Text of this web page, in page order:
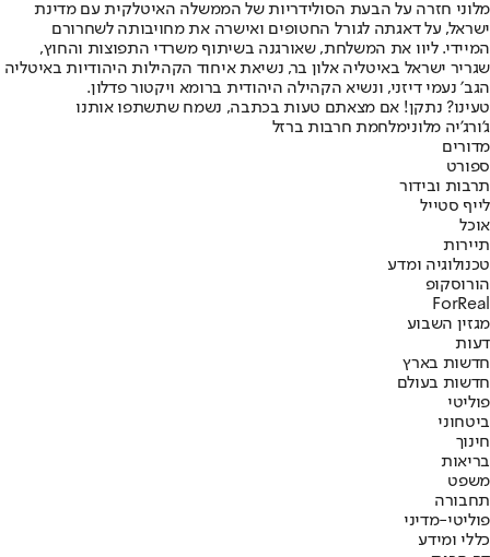
מלוני חזרה על הבעת הסולידריות של הממשלה האיטלקית עם מדינת
ישראל, על דאגתה לגורל החטופים ואישרה את מחויבותה לשחרורם
המיידי. ליוו את המשלחת, שאורגנה בשיתוף משרדי התפוצות והחוץ,
שגריר ישראל באיטליה אלון בר, נשיאת איחוד הקהילות היהודיות באיטליה
הגב׳ נעמי דיזני, ונשיא הקהילה היהודית ברומא ויקטור פדלון.
טעינו? נתקן! אם מצאתם טעות בכתבה, נשמח שתשתפו אותנו
ג'ורג'יה מלונימלחמת חרבות ברזל
מדורים
ספורט
תרבות ובידור
לייף סטייל
אוכל
תיירות
טכנולוגיה ומדע
הורוסקופ
ForReal
מגזין השבוע
דעות
חדשות בארץ
חדשות בעולם
פוליטי
ביטחוני
חינוך
בריאות
משפט
תחבורה
פוליטי-מדיני
כללי ומידע